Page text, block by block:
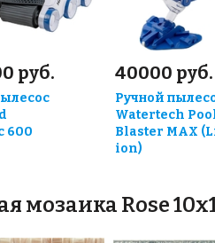
руб.
600
40000 руб.
Ручной
Watertech
Blaster MAX
ion)
мозаика Rose